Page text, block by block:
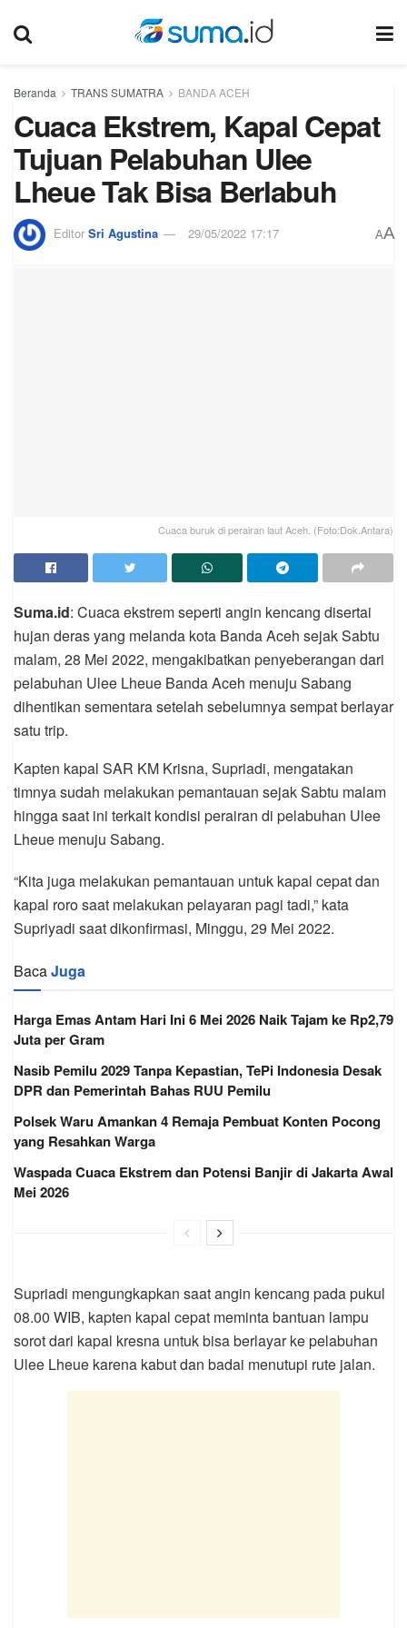
Beranda TRANS SUMATRA BANDA ACEH
Cuaca Ekstrem, Kapal Cepat
Tujuan Pelabuhan Ulee
Lheue Tak Bisa Berlabuh
Editor Sri Agustina 29/05/2022 17:17 AA
Cuaca buruk di perairan laut Aceh. (Foto:Dok.Antara)
Suma.id: Cuaca ekstrem seperti angin kencang disertai
hujan deras yang melanda kota Banda Aceh sejak Sabtu
malam, 28 Mei 2022, mengakibatkan penyeberangan dari
pelabuhan Ulee Lheue Banda Aceh menuju Sabang
dihentikan sementara setelah sebelumnya sempat berlayar
satu trip.
Kapten kapal SAR KM Krisna, Supriadi, mengatakan
timnya sudah melakukan pemantauan sejak Sabtu malam
hingga saat ini terkait kondisi perairan di pelabuhan Ulee
Lheue menuju Sabang.
“Kita juga melakukan pemantauan untuk kapal cepat dan
kapal roro saat melakukan pelayaran pagi tadi,” kata
Supriyadi saat dikonfirmasi, Minggu, 29 Mei 2022.
BacaJuga
Harga Emas Antam Hari Ini 6 Mei 2026 Naik Tajam ke Rp2,79
Juta per Gram
Nasib Pemilu 2029 Tanpa Kepastian, TePi Indonesia Desak
DPR dan Pemerintah Bahas RUU Pemilu
Polsek Waru Amankan 4 Remaja Pembuat Konten Pocong
yang Resahkan Warga
Waspada Cuaca Ekstrem dan Potensi Banjir di Jakarta Awal
Mei 2026
Supriadi mengungkapkan saat angin kencang pada pukul
08.00 WIB, kapten kapal cepat meminta bantuan lampu
sorot dari kapal kresna untuk bisa berlayar ke pelabuhan
Ulee Lheue karena kabut dan badai menutupi rute jalan.